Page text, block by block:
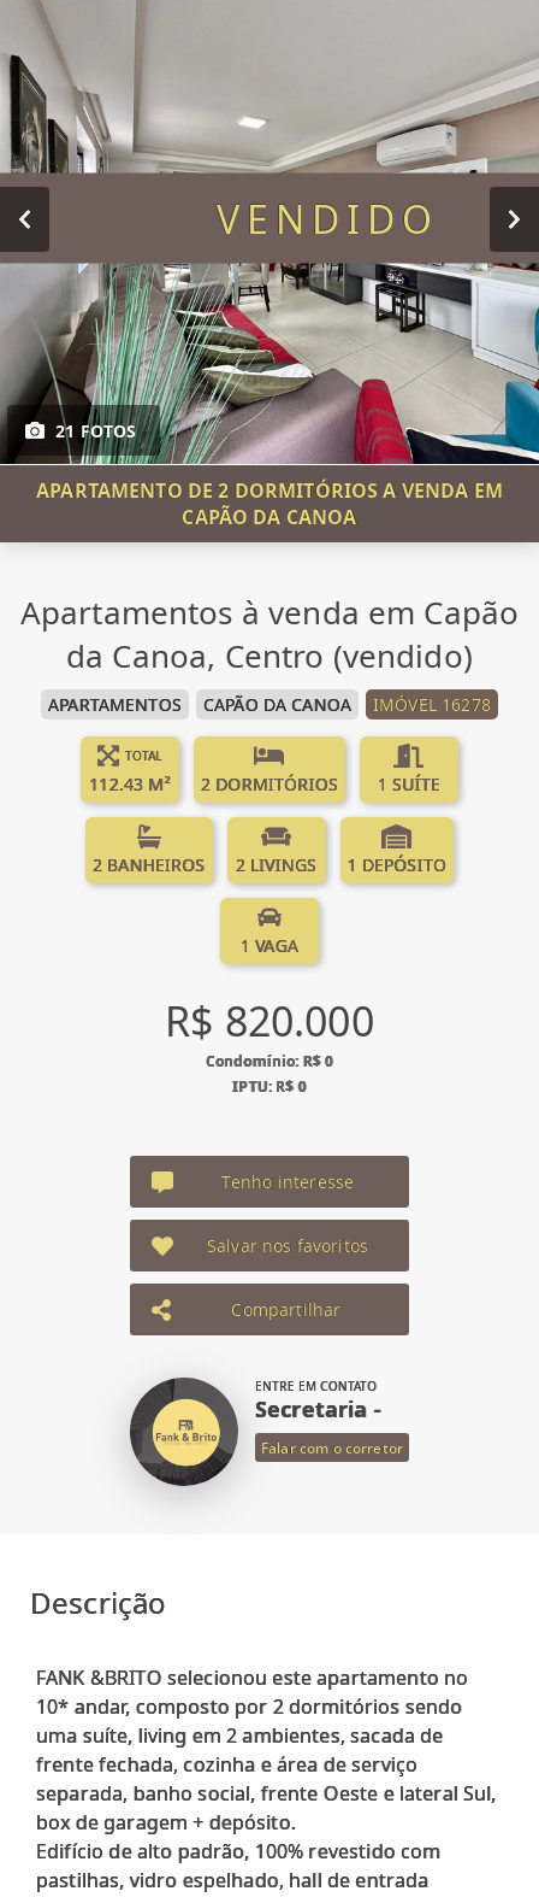
21 FOTOS
VENDIDO
APARTAMENTO DE 2 DORMITÓRIOS A VENDA EM
CAPÃO DA CANOA
Apartamentos à venda em Capão
da Canoa, Centro (vendido)
APARTAMENTOS CAPÃO DA CANOA IMÓVEL 16278
TOTAL
112.43 M² 2 DORMITÓRIOS 1 SUÍTE
2 BANHEIROS 2 LIVINGS 1 DEPÓSITO
1 VAGA
R$ 820.000
Condomínio: R$ 0
IPTU: R$ 0
Tenho interesse
Salvar nos favoritos
Compartilhar
ENTRE EM CONTATO
Secretaria -
Falar com o corretor
Descrição
FANK &BRITO selecionou este apartamento no
10* andar, composto por 2 dormitórios sendo
uma suíte, living em 2 ambientes, sacada de
frente fechada, cozinha e área de serviço
separada, banho social, frente Oeste e lateral Sul,
box de garagem + depósito.
Edifício de alto padrão, 100% revestido com
pastilhas, vidro espelhado, hall de entrada